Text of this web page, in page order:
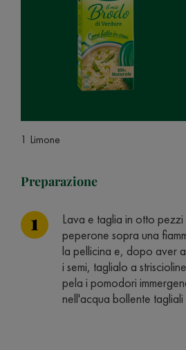
1 Limone
Preparazione
Lava e taglia in otto pezzi
peperone sopra una
la pellicina e, dopo aver
i semi, taglialo a
pela i pomodori
nell'acqua bollente